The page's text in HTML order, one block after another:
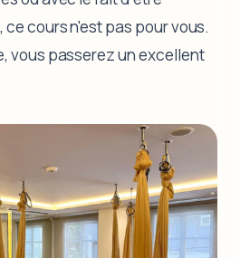
cours n'est pas pour vous.
vous passerez un excellent